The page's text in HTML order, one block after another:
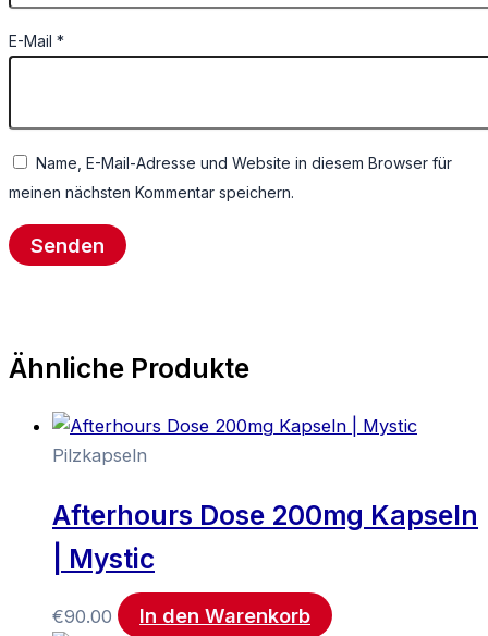
E-Mail *
Name, E-Mail-Adresse und Website in diesem Browser für
meinen nächsten Kommentar speichern.
Ähnliche Produkte
Pilzkapseln
Afterhours Dose 200mg Kapseln
| Mystic
€90.00 In den Warenkorb